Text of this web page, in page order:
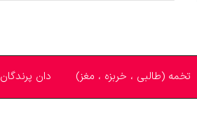
تخمه (طالبی ، خربزه ، مغز) دان پرندگان